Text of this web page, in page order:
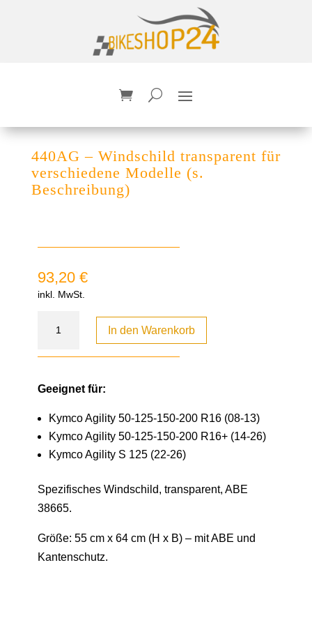
440AG – Windschild transparent für
verschiedene Modelle (s.
Beschreibung)
93,20 €
inkl. MwSt.
In den Warenkorb
Geeignet für:
Kymco Agility 50-125-150-200 R16 (08-13)
Kymco Agility 50-125-150-200 R16+ (14-26)
Kymco Agility S 125 (22-26)
Spezifisches Windschild, transparent, ABE
38665.
Größe: 55 cm x 64 cm (H x B) – mit ABE und
Kantenschutz.